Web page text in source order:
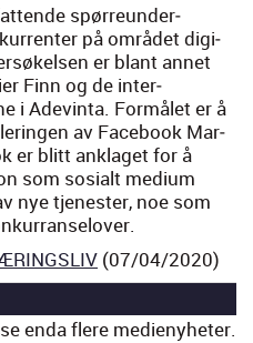
spør­re­un­der­
på området dig­i­
er blant annet
Finn og de inter­
i Adev­in­ta. For­målet er å
av Face­book Mar­
er blitt anklaget for å
som sosialt medi­um
nye tjen­ester, noe som
(07/04/2020)
enda flere medi­eny­heter.